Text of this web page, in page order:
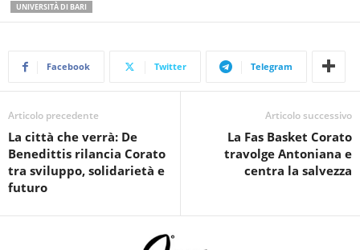
UNIVERSITÀ DI BARI
Facebook Twitter Telegram
Articolo precedente
La città che verrà: De
Benedittis rilancia Corato
tra sviluppo, solidarietà e
futuro
Articolo successivo
La Fas Basket Corato
travolge Antoniana e
centra la salvezza